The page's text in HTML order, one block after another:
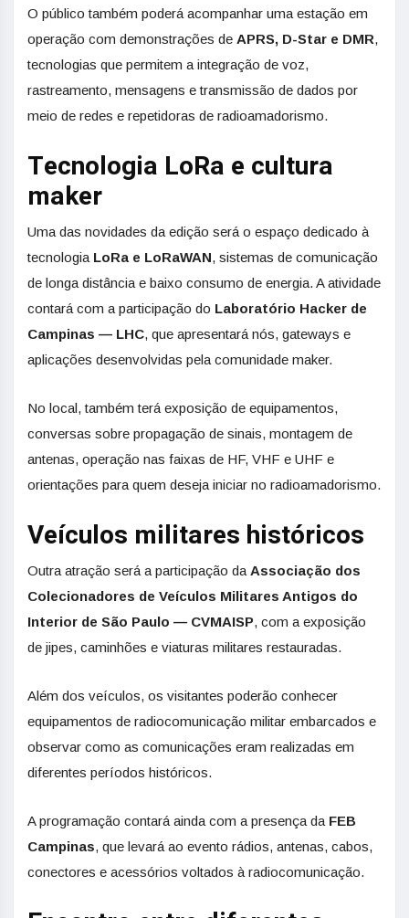
O público também poderá acompanhar uma estação em
operação com demonstrações de APRS, D-Star e DMR,
tecnologias que permitem a integração de voz,
rastreamento, mensagens e transmissão de dados por
meio de redes e repetidoras de radioamadorismo.
Tecnologia LoRa e cultura
maker
Uma das novidades da edição será o espaço dedicado à
tecnologia LoRa e LoRaWAN, sistemas de comunicação
de longa distância e baixo consumo de energia. A atividade
contará com a participação do Laboratório Hacker de
Campinas — LHC, que apresentará nós, gateways e
aplicações desenvolvidas pela comunidade maker.
No local, também terá exposição de equipamentos,
conversas sobre propagação de sinais, montagem de
antenas, operação nas faixas de HF, VHF e UHF e
orientações para quem deseja iniciar no radioamadorismo.
Veículos militares históricos
Outra atração será a participação da Associação dos
Colecionadores de Veículos Militares Antigos do
Interior de São Paulo — CVMAISP, com a exposição
de jipes, caminhões e viaturas militares restauradas.
Além dos veículos, os visitantes poderão conhecer
equipamentos de radiocomunicação militar embarcados e
observar como as comunicações eram realizadas em
diferentes períodos históricos.
A programação contará ainda com a presença da FEB
Campinas, que levará ao evento rádios, antenas, cabos,
conectores e acessórios voltados à radiocomunicação.